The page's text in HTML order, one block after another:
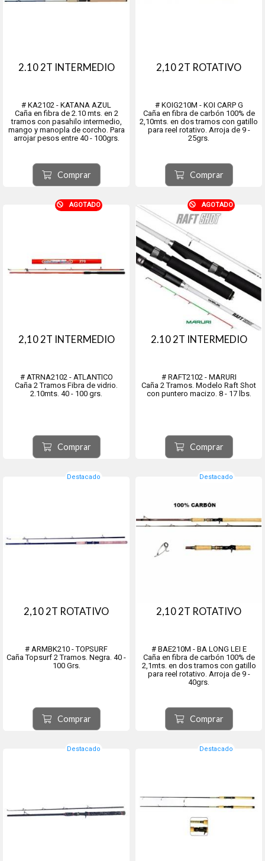
2.10 2T INTERMEDIO
# KA2102 - KATANA AZUL
Caña en fibra de 2.10 mts. en 2
tramos con pasahilo intermedio,
mango y manopla de corcho. Para
arrojar pesos entre 40 - 100grs.
Comprar
2,10 2T ROTATIVO
# KOIG210M - KOI CARP G
Caña en fibra de carbón 100% de
2,10mts. en dos tramos con gatillo
para reel rotativo. Arroja de 9 -
25grs.
Comprar
AGOTADO
2,10 2T INTERMEDIO
# ATRNA2102 - ATLANTICO
Caña 2 Tramos Fibra de vidrio.
2.10mts. 40 - 100 grs.
Comprar
AGOTADO
2.10 2T INTERMEDIO
# RAFT2102 - MARURI
Caña 2 Tramos. Modelo Raft Shot
con puntero macizo. 8 - 17 lbs.
Comprar
Destacado
2,10 2T ROTATIVO
# ARMBK210 - TOPSURF
Caña Topsurf 2 Tramos. Negra. 40 -
100 Grs.
Comprar
Destacado
2,10 2T ROTATIVO
# BAE210M - BA LONG LEI E
Caña en fibra de carbón 100% de
2,1mts. en dos tramos con gatillo
para reel rotativo. Arroja de 9 -
40grs.
Comprar
Destacado Destacado